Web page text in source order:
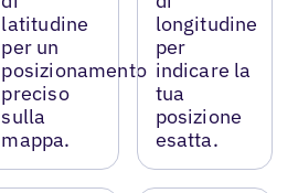
latitudine
per un
posizionamento
preciso
sulla
mappa.
longitudine
per
indicare la
tua
posizione
esatta.